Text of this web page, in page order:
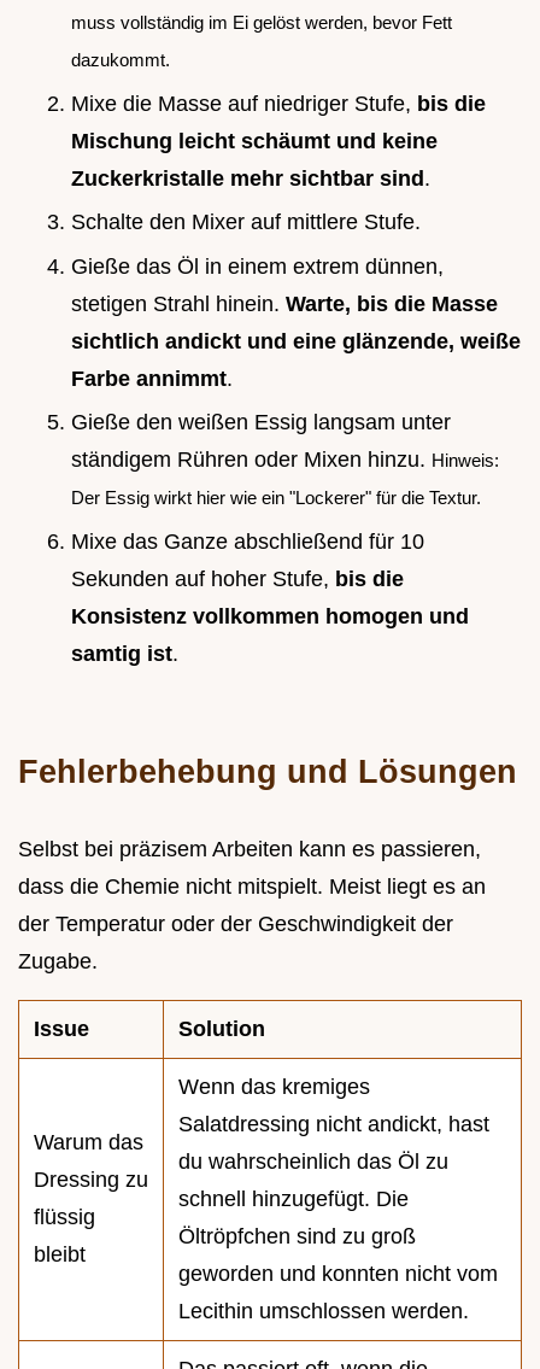
muss vollständig im Ei gelöst werden, bevor Fett
dazukommt.
Mixe die Masse auf niedriger Stufe, bis die
Mischung leicht schäumt und keine
Zuckerkristalle mehr sichtbar sind.
Schalte den Mixer auf mittlere Stufe.
Gieße das Öl in einem extrem dünnen,
stetigen Strahl hinein. Warte, bis die Masse
sichtlich andickt und eine glänzende, weiße
Farbe annimmt.
Gieße den weißen Essig langsam unter
ständigem Rühren oder Mixen hinzu. Hinweis:
Der Essig wirkt hier wie ein "Lockerer" für die Textur.
Mixe das Ganze abschließend für 10
Sekunden auf hoher Stufe, bis die
Konsistenz vollkommen homogen und
samtig ist.
Fehlerbehebung und Lösungen
Selbst bei präzisem Arbeiten kann es passieren,
dass die Chemie nicht mitspielt. Meist liegt es an
der Temperatur oder der Geschwindigkeit der
Zugabe.
Issue Solution
Warum das
Dressing zu
flüssig
bleibt
Wenn das kremiges
Salatdressing nicht andickt, hast
du wahrscheinlich das Öl zu
schnell hinzugefügt. Die
Öltröpfchen sind zu groß
geworden und konnten nicht vom
Lecithin umschlossen werden.